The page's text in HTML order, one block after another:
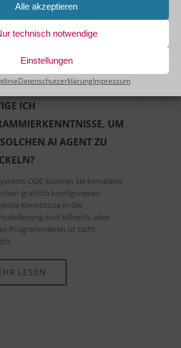
Alle akzeptieren
technisch notwendige
Einstellungen
DatenschutzerklärungImpressum
ICH
UM
AI AGENT ZU
ODC können Sie komplexe
grafisch konfigurieren.
Kenntnisse in der
sind hilfreich, aber
Programmieren ist nicht
LESEN